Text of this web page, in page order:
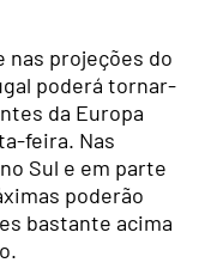
nas projeções do
poderá tornar-
da Europa
feira. Nas
Sul e em parte
poderão
bastante acima